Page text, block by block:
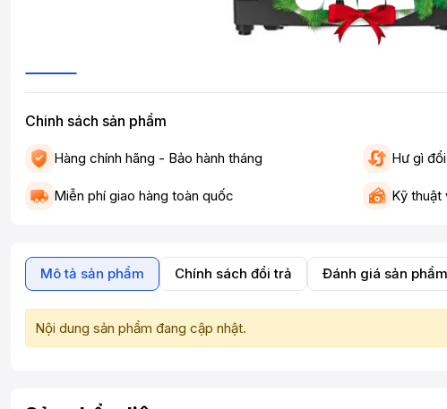
Chinh sách sản phẩm
Hàng chính hãng - Bảo hành tháng Hư gì
Miễn phí giao hàng toàn quốc Kỹ thuật
Mô tả sản phẩm Chính sách đổi trả Đánh giá sản phẩm
Nội dung sản phẩm đang cập nhật.